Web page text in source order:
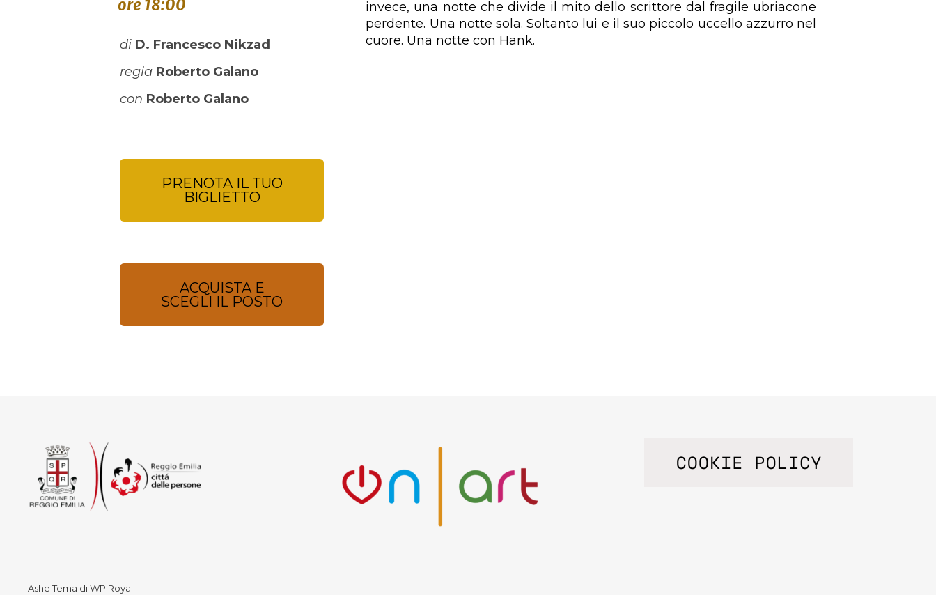
ore 18:00
di D. Francesco Nikzad
regia Roberto Galano
con Roberto Galano
PRENOTA IL TUO
BIGLIETTO
ACQUISTA E
SCEGLI IL POSTO
invece, una notte che divide il mito dello scrittore dal fragile ubriacone
perdente. Una notte sola. Soltanto lui e il suo piccolo uccello azzurro nel
cuore. Una notte con Hank.
Ashe Tema diWP Royal